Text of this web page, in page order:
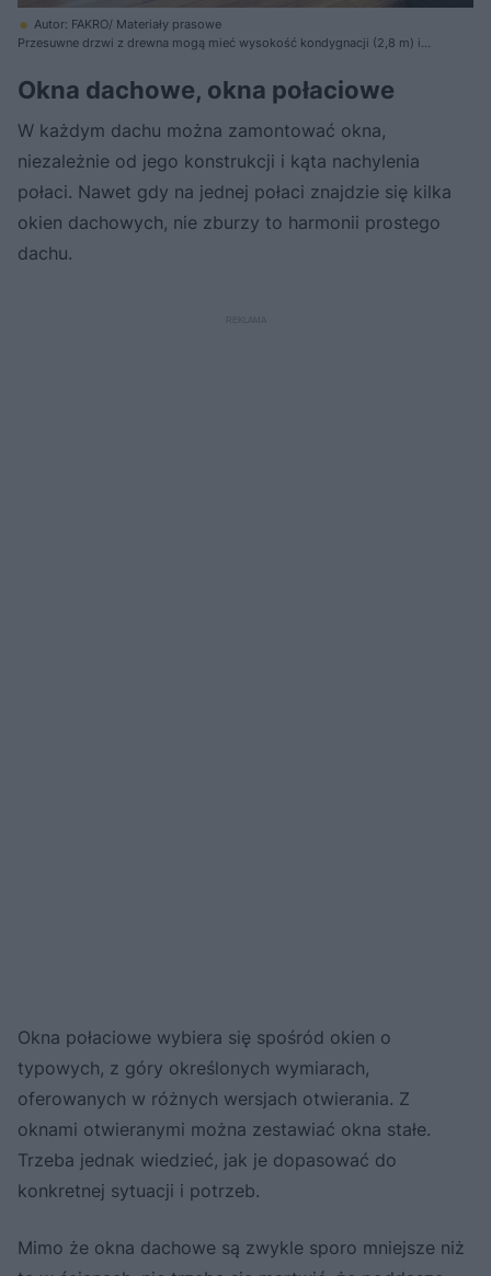
Autor: FAKRO/ Materiały prasowe
Przesuwne drzwi z drewna mogą mieć wysokość kondygnacji (2,8 m) i
tworzą efektowną szklaną ścianę
Okna dachowe, okna połaciowe
W każdym dachu można zamontować okna,
niezależnie od jego konstrukcji i kąta nachylenia
połaci. Nawet gdy na jednej połaci znajdzie się kilka
okien dachowych, nie zburzy to harmonii prostego
dachu.
Okna połaciowe wybiera się spośród okien o
typowych, z góry określonych wymiarach,
oferowanych w różnych wersjach otwierania. Z
oknami otwieranymi można zestawiać okna stałe.
Trzeba jednak wiedzieć, jak je dopasować do
konkretnej sytuacji i potrzeb.
Mimo że okna dachowe są zwykle sporo mniejsze niż